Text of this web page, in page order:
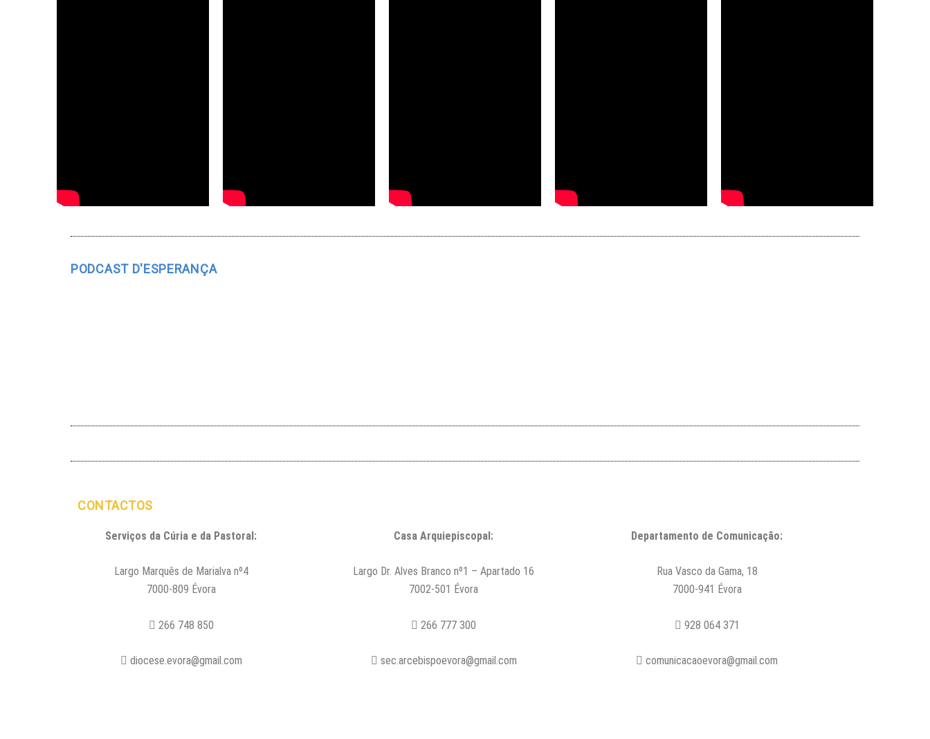
PODCAST D'ESPERANÇA
CONTACTOS
Serviços da Cúria e da Pastoral:
Largo Marquês de Marialva nº4
7000-809 Évora
266 748 850
diocese.evora@gmail.com
Casa Arquiepiscopal:
Largo Dr. Alves Branco nº1 – Apartado 16
7002-501 Évora
266 777 300
sec.arcebispoevora@gmail.com
Departamento de Comunicação:
Rua Vasco da Gama, 18
7000-941 Évora
928 064 371
comunicacaoevora@gmail.com